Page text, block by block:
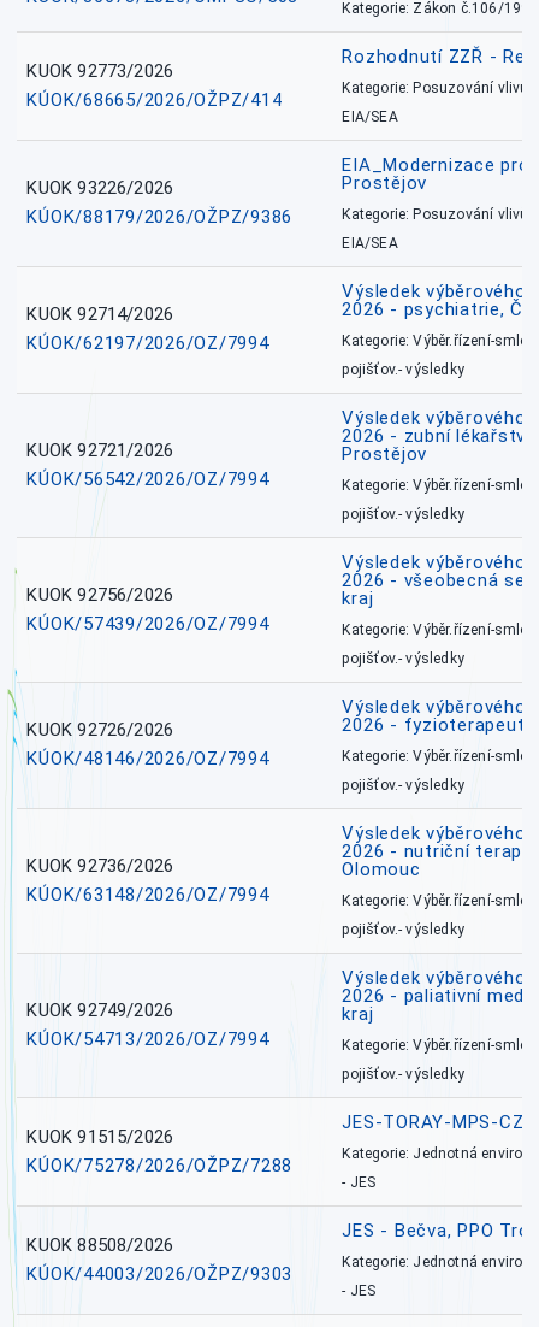
Kategorie: Zákon č.106/1999
KUOK 92773/2026
KÚOK/68665/2026/OŽPZ/414
Rozhodnutí ZZŘ -
Kategorie: Posuzování vlivů
EIA/SEA
KUOK 93226/2026
KÚOK/88179/2026/OŽPZ/9386
EIA_Modernizace
Prostějov
Kategorie: Posuzování vlivů
EIA/SEA
KUOK 92714/2026
KÚOK/62197/2026/OZ/7994
Výsledek výběrového
2026 - psychiatrie,
Kategorie: Výběr.řízení-
pojišťov.- výsledky
KUOK 92721/2026
KÚOK/56542/2026/OZ/7994
Výsledek výběrového
2026 - zubní
Prostějov
Kategorie: Výběr.řízení-
pojišťov.- výsledky
KUOK 92756/2026
KÚOK/57439/2026/OZ/7994
Výsledek výběrového
2026 - všeobecná
kraj
Kategorie: Výběr.řízení-
pojišťov.- výsledky
KUOK 92726/2026
KÚOK/48146/2026/OZ/7994
Výsledek výběrového
2026 - fyzioterapeut,
Kategorie: Výběr.řízení-
pojišťov.- výsledky
KUOK 92736/2026
KÚOK/63148/2026/OZ/7994
Výsledek výběrového
2026 - nutriční
Olomouc
Kategorie: Výběr.řízení-
pojišťov.- výsledky
KUOK 92749/2026
KÚOK/54713/2026/OZ/7994
Výsledek výběrového
2026 - paliativní
kraj
Kategorie: Výběr.řízení-
pojišťov.- výsledky
KUOK 91515/2026
KÚOK/75278/2026/OŽPZ/7288
JES-TORAY-MPS-CZ
Kategorie: Jednotná
- JES
KUOK 88508/2026
KÚOK/44003/2026/OŽPZ/9303
JES - Bečva, PPO
Kategorie: Jednotná
- JES